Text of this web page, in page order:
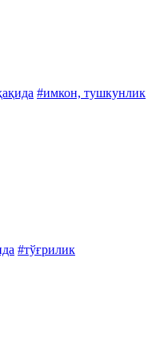
#имкон, тушкунлик
#тўғрилик